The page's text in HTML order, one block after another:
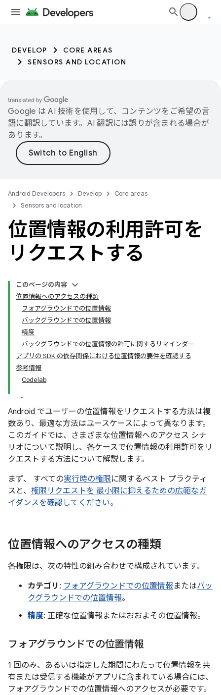
DEVELOP
CORE AREAS
SENSORS AND LOCATION
Google は AI 技術を使用して、コンテンツをご希望の言
語に翻訳しています。AI 翻訳には誤りが含まれる場合が
あります。
Android Developers Develop
Core areas
Sensors and location
位置情報の利用許可を
リクエストする
このページの内容
位置情報へのアクセスの種類
フォアグラウンドでの位置情報
バックグラウンドでの位置情報
精度
バックグラウンドでの位置情報の許可に関するリマインダー
アプリの SDK の依存関係における位置情報の要件を確認する
参考情報
Codelab
Android でユーザーの位置情報をリクエストする方法は複
数あり、最適な方法はユースケースによって異なります。
このガイドでは、さまざまな位置情報へのアクセス シナ
リオについて説明し、各ケースで位置情報の利用許可をリ
クエストする方法について解説します。
まず、 すべての実行時の権限に関するベスト プラクティ
スと、 権限リクエストを 最小限に抑えるための広範なガ
イダンスを確認してください。
位置情報へのアクセスの種類
各権限は、次の特性の組み合わせで構成されています。
カテゴリ : フォアグラウンドでの位置情報またはバッ
クグラウンドでの位置情報。
精度: 正確な位置情報またはおおよその位置情報。
フォアグラウンドでの位置情報
1 回のみ、あるいは指定した期間にわたって位置情報を共
有または受信する機能がアプリに含まれている場合には、
フォアグラウンドでの位置情報へのアクセスが必要です。